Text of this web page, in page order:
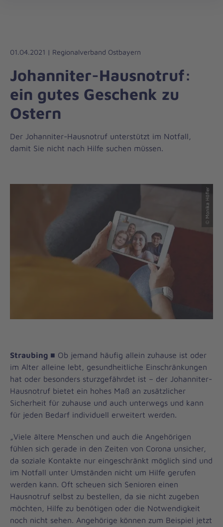
Liebe
Leben
01.04.2021 | Regionalverband Ostbayern
Johanniter-Hausnotruf:
ein gutes Geschenk zu
Ostern
Der Johanniter-Hausnotruf unterstützt im Notfall,
damit Sie nicht nach Hilfe suchen müssen.
© Monika Höfler
Straubing ■ Ob jemand häufig allein zuhause ist oder
im Alter alleine lebt, gesundheitliche Einschränkungen
hat oder besonders sturzgefährdet ist – der Johanniter-
Hausnotruf bietet ein hohes Maß an zusätzlicher
Sicherheit für zuhause und auch unterwegs und kann
für jeden Bedarf individuell erweitert werden.
„Viele ältere Menschen und auch die Angehörigen
fühlen sich gerade in den Zeiten von Corona unsicher,
da soziale Kontakte nur eingeschränkt möglich sind und
im Notfall unter Umständen nicht um Hilfe gerufen
werden kann. Oft scheuen sich Senioren einen
Hausnotruf selbst zu bestellen, da sie nicht zugeben
möchten, Hilfe zu benötigen oder die Notwendigkeit
noch nicht sehen. Angehörige können zum Beispiel jetzt